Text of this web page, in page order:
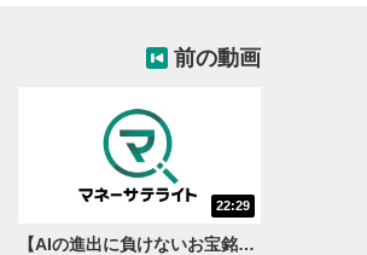
ト効率」がカギ
NASAのアルテミス計画が進む一方、宇
頼みから商業利用へ。再利用などで打
げ、ペイロード（運ぶ有料貨物）を意
前の動画
22:29
【AIの進出に負けないお宝銘柄を探せ！】見直し買いソフトウェア銘柄3選＜ココから始める米国株＞